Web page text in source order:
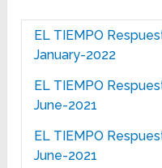
EL TIEMPO
January-2022
EL TIEMPO
June-2021
EL TIEMPO
June-2021